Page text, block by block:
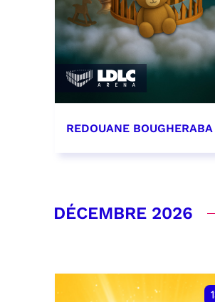
REDOUANE BOUGHERABA
DÉCEMBRE 2026